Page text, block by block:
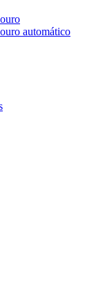
automático